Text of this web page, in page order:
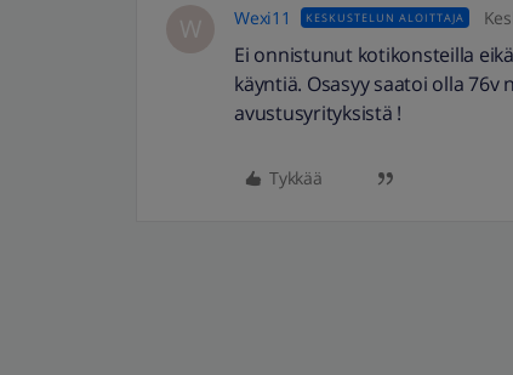
W Wexi11 KESKUSTELUN ALOITTAJA
Ei onnistunut kotikonsteilla
käyntiä. Osasyy saatoi olla
avustusyrityksistä !
Tykkää